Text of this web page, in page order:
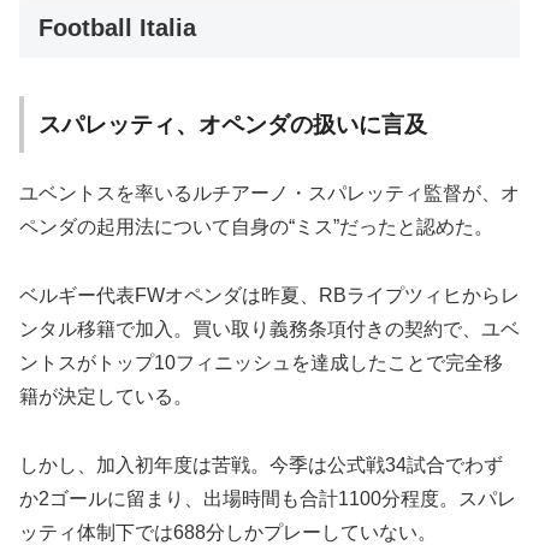
Football Italia
スパレッティ、オペンダの扱いに言及
ユベントスを率いるルチアーノ・スパレッティ監督が、オ
ペンダの起用法について自身の“ミス”だったと認めた。
ベルギー代表FWオペンダは昨夏、RBライプツィヒからレ
ンタル移籍で加入。買い取り義務条項付きの契約で、ユベ
ントスがトップ10フィニッシュを達成したことで完全移
籍が決定している。
しかし、加入初年度は苦戦。今季は公式戦34試合でわず
か2ゴールに留まり、出場時間も合計1100分程度。スパレ
ッティ体制下では688分しかプレーしていない。